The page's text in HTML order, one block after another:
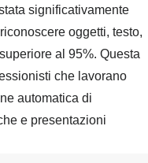
significativamente
oggetti, testo,
al 95%. Questa
che lavorano
automatica di
e presentazioni